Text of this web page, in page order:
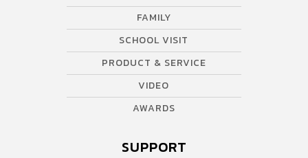
FAMILY
SCHOOL VISIT
PRODUCT & SERVICE
VIDEO
AWARDS
SUPPORT